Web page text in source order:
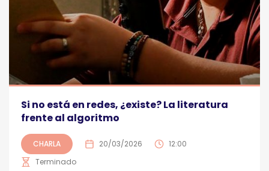
Si no está en redes, ¿existe? La literatura
frente al algoritmo
CHARLA 20/03/2026
12:00
Terminado